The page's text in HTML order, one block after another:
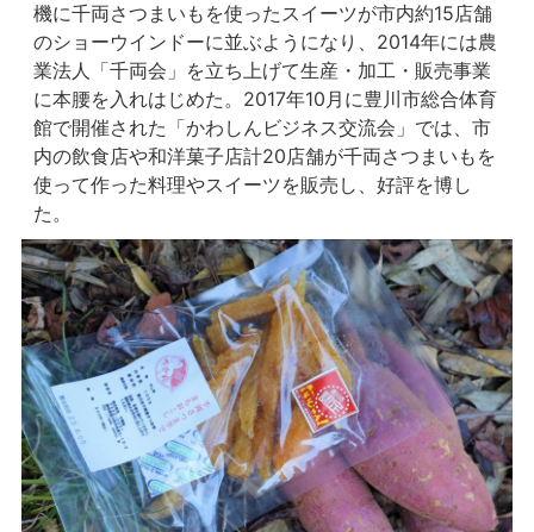
機に千両さつまいもを使ったスイーツが市内約15店舗
のショーウインドーに並ぶようになり、2014年には農
業法人「千両会」を立ち上げて生産・加工・販売事業
に本腰を入れはじめた。2017年10月に豊川市総合体育
館で開催された「かわしんビジネス交流会」では、市
内の飲食店や和洋菓子店計20店舗が千両さつまいもを
使って作った料理やスイーツを販売し、好評を博し
た。